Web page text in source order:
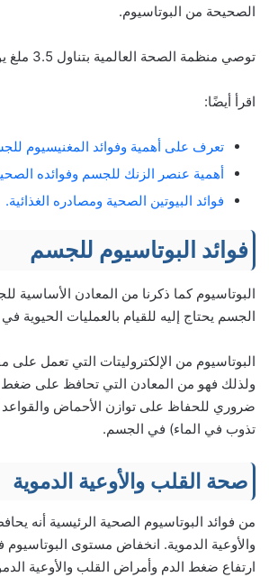
الصحيحة من البوتاسيوم.
توصي منظمة الصحة العالمية بتناول 3.5 ملغ يوميًا من البوتاسيوم.
اقرأ أيضًا:
تعرف على أهمية وفوائد المغنيسيوم
أهمية عنصر الزنك للجسم وفوائده
فوائد البيوتين الصحية ومصادره الغذائية.
فوائد البوتاسيوم للجسم
البوتاسيوم كما ذكرنا من المعادن الأساسية
الجسم يحتاج إليه للقيام بالعمليات الحيوية
البوتاسيوم من الإلكتروليتات التي تعمل على
ولذلك فهو من المعادن التي تحافظ على ضغط
ضروري للحفاظ على توازن الأحماض والقواعد
تذوب في الماء) في الجسم.
صحة القلب والأوعية الدموية
من فوائد البوتاسيوم الصحية الرئيسية أنه
والأوعية الدموية. انخفاض مستوى
ارتفاع ضغط الدم وأمراض القلب والأوعية